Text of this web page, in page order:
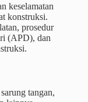
keselamatan
konstruksi.
prosedur
(APD), dan
tangan,